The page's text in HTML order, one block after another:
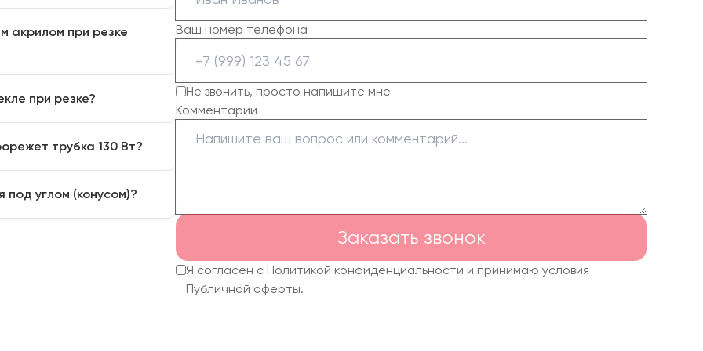
но и «оплавляет»
и глянцевый рез, не
акрилом при резке
цвет).
при резке?
в виде белого тумана
трубка 130 Вт?
прорезать акрил
под углом (конусом)?
Ваш номер телефона
Не звонить, просто напишите мне
Комментарий
Заказать звонок
Я согласен с Политикой конфиденциальности и принимаю условия
Публичной оферты.